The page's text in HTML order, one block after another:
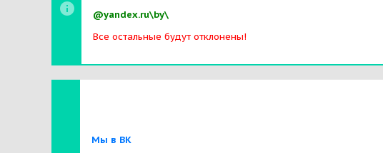
@yandex.ru\by\
Все остальные будут отклонены!
Мы в ВК